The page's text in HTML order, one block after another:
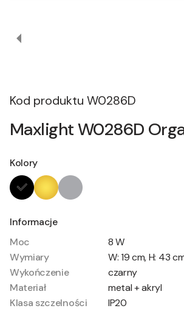
Kod produktu W0286D
Maxlight W0286D
Kolory
Informacje
Moc
8 W
Wymiary
W: 19 cm, H: 43
Wykończenie
czarny
Materiał
metal + akryl
Klasa szczelności
IP20